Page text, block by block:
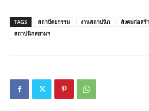
TAGS สถาปัตยกรรม งานสถาปนิก
สังคมก่อสร้
สถาปนิกสยามฯ